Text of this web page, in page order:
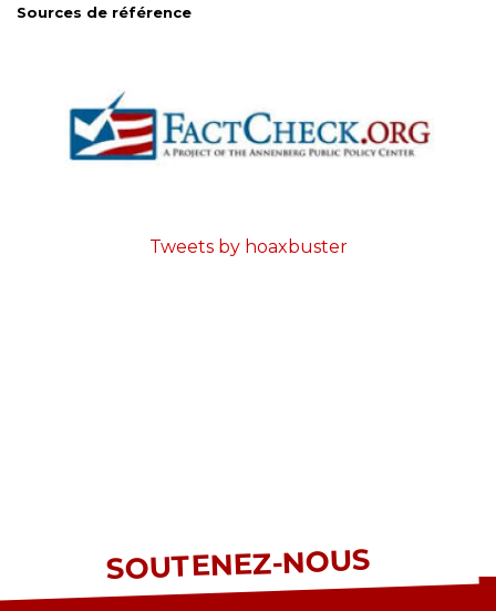
Sources de référence
Tweets by hoaxbuster
SOUTENEZ-NOUS